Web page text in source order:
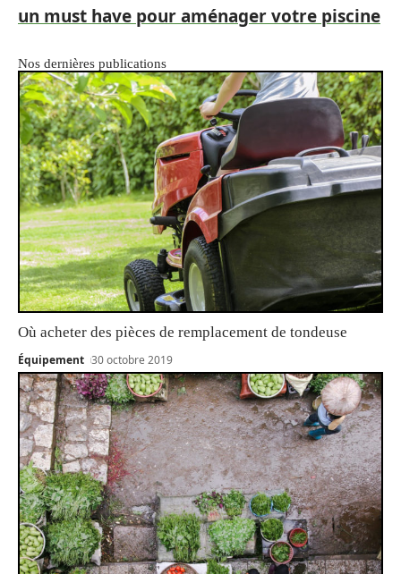
un must have pour aménager votre piscine
Nos dernières publications
Où acheter des pièces de remplacement de tondeuse
Équipement 30 octobre 2019